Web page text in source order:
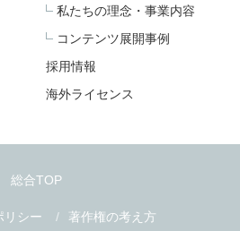
私たちの理念・事業内容
コンテンツ展開事例
採用情報
海外ライセンス
総合TOP
リシー 著作権の考え方